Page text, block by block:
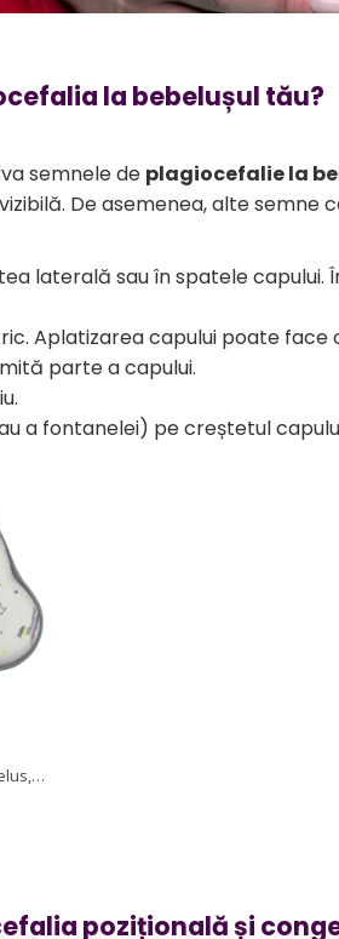
la bebelușul tău?
semnele de plagiocefalie la
De asemenea, alte semne
laterală sau în spatele
Aplatizarea capului poate face
parte a capului.
a fontanelei) pe creștetul
Pernuta speciala pentru cap bebelus, anti plagiocefalie pentru formarea capului, perna bebelusi, 23x35 cm, Diverse modele
pozițională și